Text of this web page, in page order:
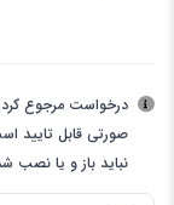
درخواست مرجوع کردن
صورتی قابل تایید
نباید باز و یا نصب